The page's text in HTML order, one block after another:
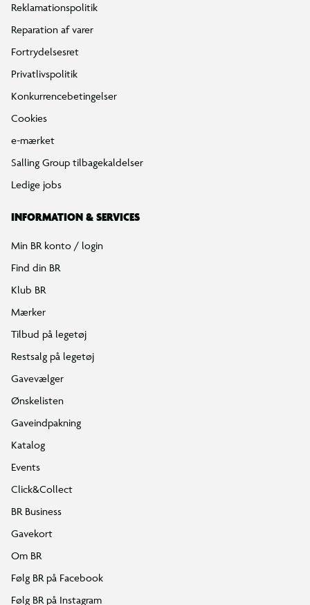
Reklamationspolitik
Reparation af varer
Fortrydelsesret
Privatlivspolitik
Konkurrencebetingelser
Cookies
e-mærket
Salling Group tilbagekaldelser
Ledige jobs
INFORMATION & SERVICES
Min BR konto / login
Find din BR
Klub BR
Mærker
Tilbud på legetøj
Restsalg på legetøj
Gavevælger
Ønskelisten
Gaveindpakning
Katalog
Events
Click&Collect
BR Business
Gavekort
Om BR
Følg BR på Facebook
Følg BR på Instagram